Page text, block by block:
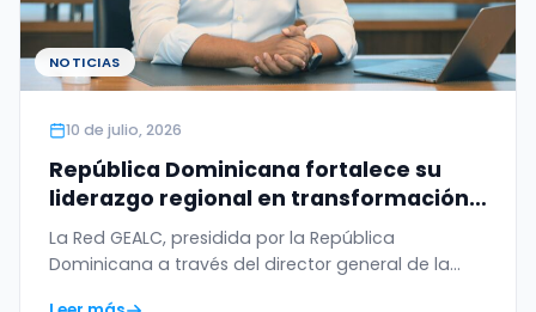
NOTICIAS
10 de julio, 2026
República Dominicana fortalece su
liderazgo regional en transformación
digital con el WSIS Prize 2026 otorgado
a la Red GEALC
La Red GEALC, presidida por la República
Dominicana a través del director general de la